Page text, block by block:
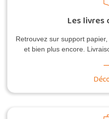
Les livres
Retrouvez sur support
et bien plus encore.